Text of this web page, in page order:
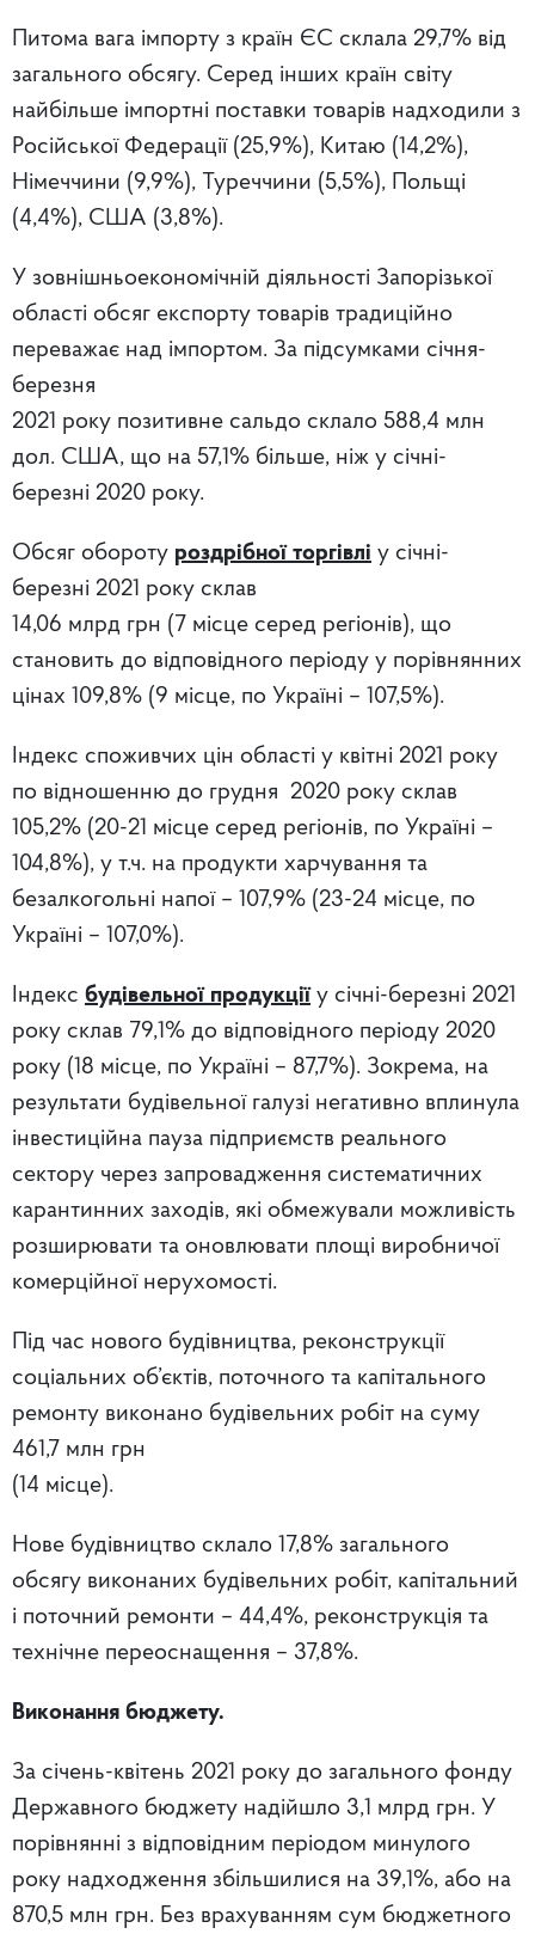
Питома вага імпорту з країн ЄС склала 29,7% від
загального обсягу. Серед інших країн світу
найбільше імпортні поставки товарів надходили з
Російської Федерації (25,9%), Китаю (14,2%),
Німеччини (9,9%), Туреччини (5,5%), Польщі
(4,4%), США (3,8%).
У зовнішньоекономічній діяльності Запорізької
області обсяг експорту товарів традиційно
переважає над імпортом. За підсумками січня-
березня
2021 року позитивне сальдо склало 588,4 млн
дол. США, що на 57,1% більше, ніж у січні-
березні 2020 року.
Обсяг обороту роздрібної торгівлі у січні-
березні 2021 року склав
14,06 млрд грн (7 місце серед регіонів), що
становить до відповідного періоду у порівнянних
цінах 109,8% (9 місце, по Україні – 107,5%).
Індекс споживчих цін області у квітні 2021 року
по відношенню до грудня 2020 року склав
105,2% (20-21 місце серед регіонів, по Україні –
104,8%), у т.ч. на продукти харчування та
безалкогольні напої – 107,9% (23-24 місце, по
Україні – 107,0%).
Індекс будівельної продукціїу січні-березні 2021
року склав 79,1% до відповідного періоду 2020
року (18 місце, по Україні – 87,7%). Зокрема, на
результати будівельної галузі негативно вплинула
інвестиційна пауза підприємств реального
сектору через запровадження систематичних
карантинних заходів, які обмежували можливість
розширювати та оновлювати площі виробничої
комерційної нерухомості.
Під час нового будівництва, реконструкції
соціальних об’єктів, поточного та капітального
ремонту виконано будівельних робіт на суму
461,7 млн грн
(14 місце).
Нове будівництво склало 17,8% загального
обсягу виконаних будівельних робіт, капітальний
і поточний ремонти – 44,4%, реконструкція та
технічне переоснащення – 37,8%.
Виконання бюджету.
За січень-квітень 2021 року до загального фонду
Державного бюджету надійшло 3,1 млрд грн. У
порівнянні з відповідним періодом минулого
року надходження збільшилися на 39,1%, або на
870,5 млн грн. Без врахуванням сум бюджетного